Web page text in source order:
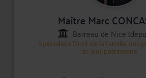
Maître Marc
Barreau de Nice
SpécialisteDroit de la famille, des
de leur patrimoine